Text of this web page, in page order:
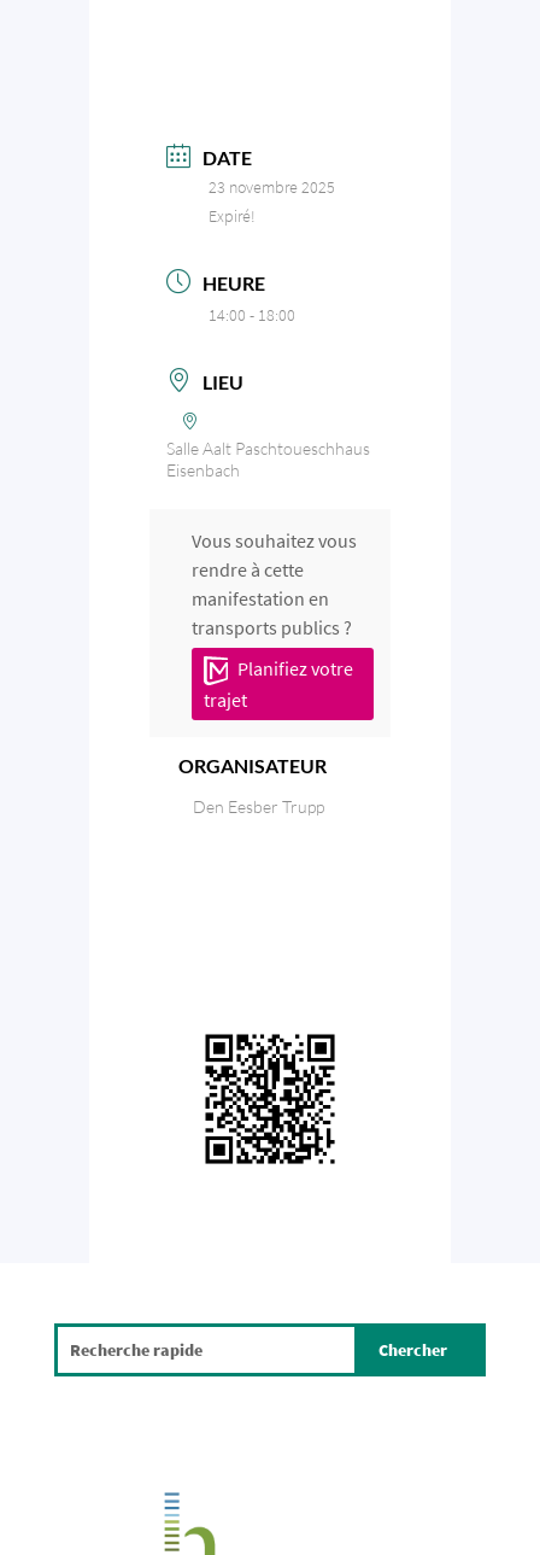
DATE
23 novembre 2025
Expiré!
HEURE
14:00 - 18:00
LIEU
Salle Aalt Paschtoueschhaus
Eisenbach
Vous souhaitez vous
rendre à cette
manifestation en
transports publics ?
Planifiez votre
trajet
ORGANISATEUR
Den Eesber Trupp